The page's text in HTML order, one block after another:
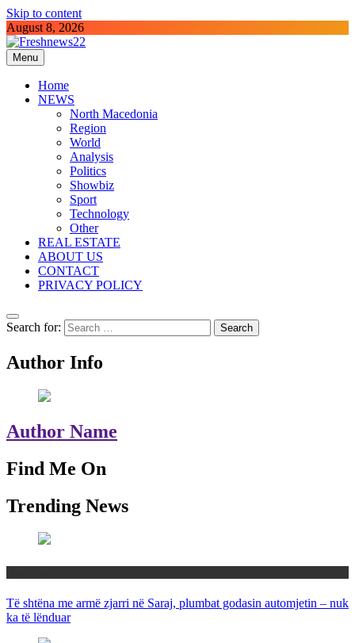
Skip to content
August 8, 2026
Freshnews22
Best News Website in North Macedonia
Menu
Home
NEWS
North Macedonia
Region
World
Analysis
Politics
Showbiz
Sport
Technology
Other
REAL ESTATE
ABOUT US
CONTACT
PRIVACY POLICY
Search for:
Author Info
Author Name
Find Me On
Trending News
Të shtëna me armë zjarri në Saraj, plumbat godasin automjetin – nuk
ka të lënduar